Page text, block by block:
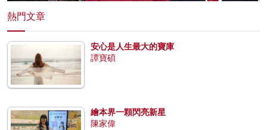
熱門文章
安心是人生最大的寶庫
譚寶碩
繪本界一顆閃亮新星
陳家偉